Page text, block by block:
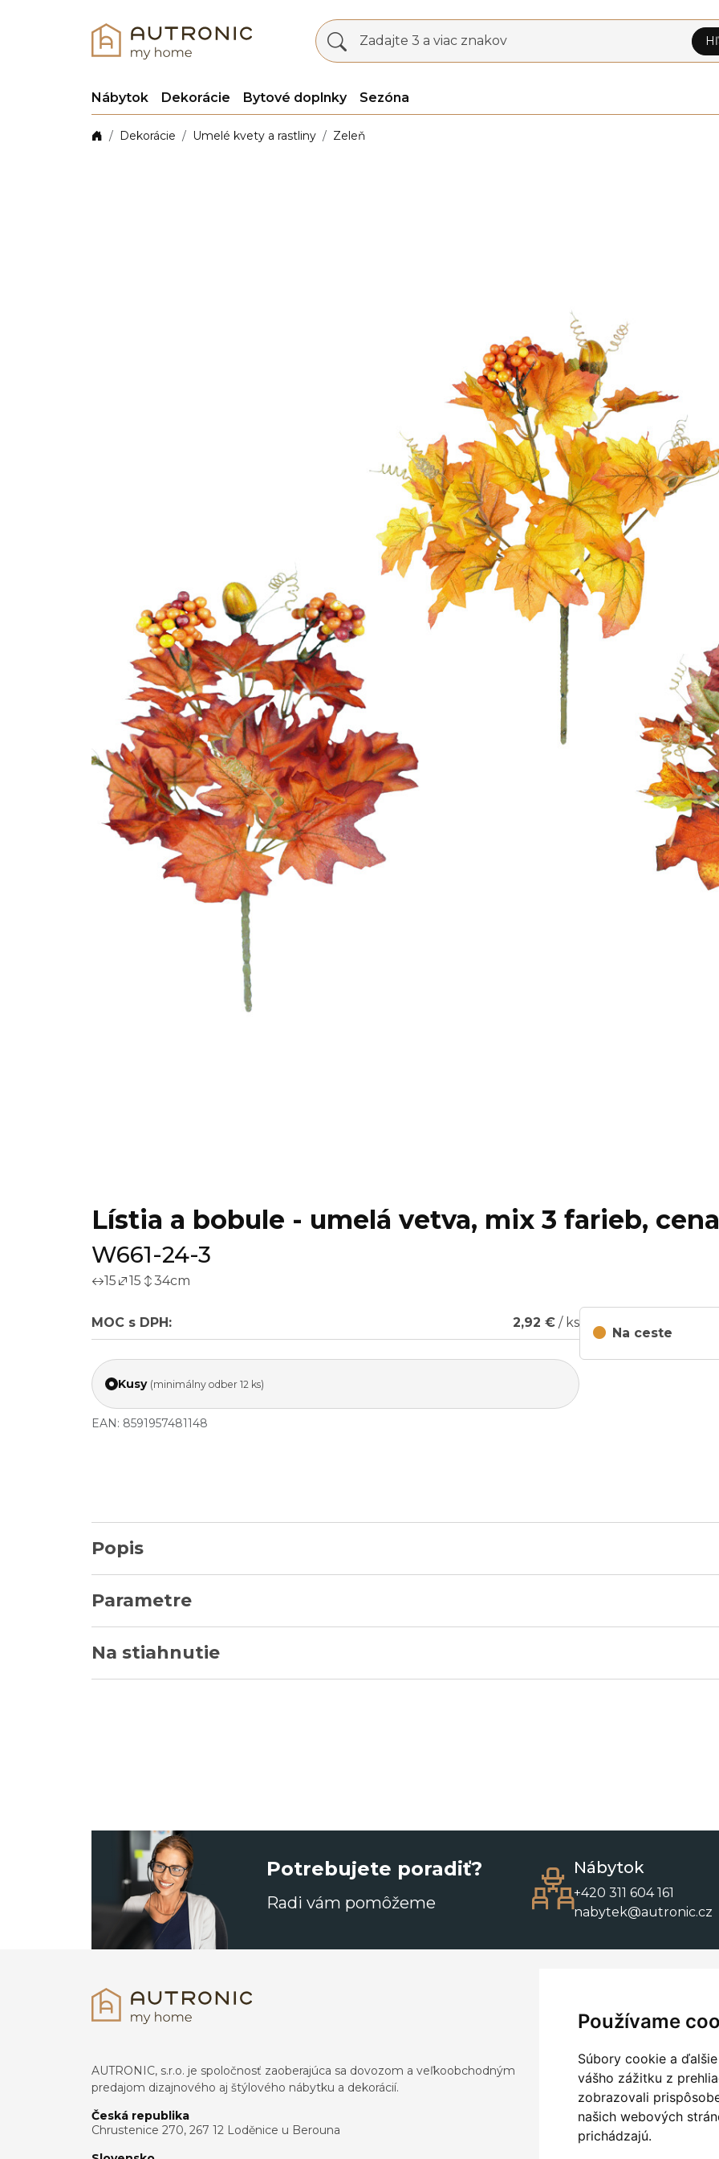
Používame
Súbory cookie a
vášho zážitku z
zobrazovali
našich webových
prichádzajú.
Zadajte 3 a viac znakov
Nábytok Dekorácie Bytové doplnky Sezóna
Dekorácie Umelé kvety a rastliny Zeleň
Lístia a bobule - umelá vetva, mix 3 farieb, cena
W661-24-3
15 15 34cm
MOC s DPH: 2,92 € / ks
Kusy (minimálny odber 12 ks)
EAN: 8591957481148
Na ceste
Popis
Parametre
Na stiahnutie
Potrebujete poradiť?
Radi vám pomôžeme
Nábytok
+420 311 604 161
nabytek@autronic.cz
AUTRONIC, s.r.o. je spoločnosť zaoberajúca sa dovozom a veľkoobchodným
predajom dizajnového aj štýlového nábytku a dekorácií.
Česká republika
Chrustenice 270, 267 12 Loděnice u Berouna